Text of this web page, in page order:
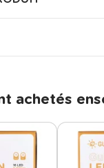
achetés